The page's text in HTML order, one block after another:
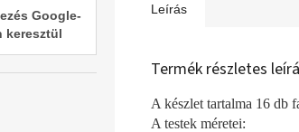
Google-
keresztül
Leírás
Termék részletes
A készlet tartalma 16 db
A testek méretei: